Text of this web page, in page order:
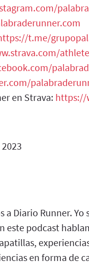
t.me/
en Strava: https://
a Diario Runner. Yo
este podcast
en forma de